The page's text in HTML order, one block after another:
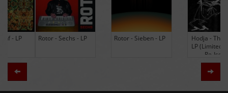
Rotor - Sechs - LP Rotor - Sieben - LP
Hodja - The Band -
LP (Limited Edition
Zurück